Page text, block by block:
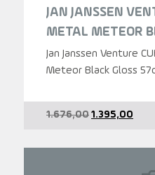
JAN JANSSEN
METAL METEOR
2025
Jan Janssen Venture
Meteor Black Gloss
1.676,00
1.676,00.
1.395,00